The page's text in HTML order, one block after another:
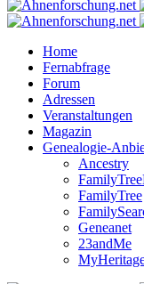
Home
Fernabfrage
Forum
Adressen
Veranstaltungen
Magazin
Genealogie-
Ancestry
FamilyTree
Geneanet
23andMe